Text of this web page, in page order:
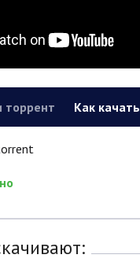
торрент Как качать